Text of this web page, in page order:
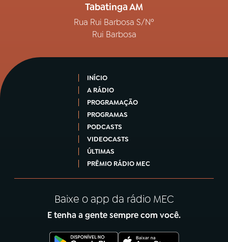
Tabatinga AM
Rua Rui Barbosa S/Nº
Rui Barbosa
INÍCIO
A RÁDIO
PROGRAMAÇÃO
PROGRAMAS
PODCASTS
VIDEOCASTS
ÚLTIMAS
PRÊMIO RÁDIO MEC
Baixe o app da rádio MEC
E tenha a gente sempre com você.